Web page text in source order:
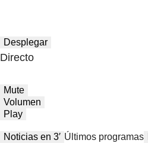
Desplegar
Directo
Mute
Volumen
Play
Noticias en 3′ Últimos programas